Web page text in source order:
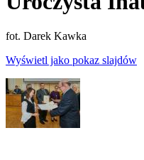
fot. Darek Kawka
Wyświetl jako pokaz slajdów